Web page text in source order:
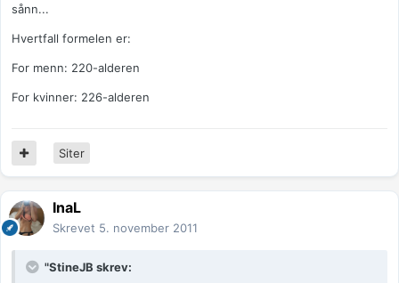
sånn...
Hvertfall formelen er:
For menn: 220-alderen
For kvinner: 226-alderen
Siter
InaL
Skrevet 5. november 2011
"StineJB skrev: